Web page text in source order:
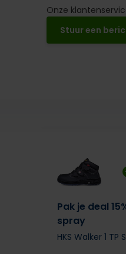
Onze
Stuur een
Pak je deal
spray
HKS Walker 1